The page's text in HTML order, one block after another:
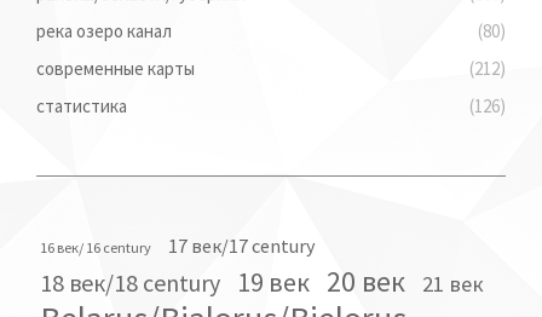
река озеро канал
(80)
современные карты
(212)
статистика
(126)
16 век/ 16 century 17 век/17 century
18 век/18 century 19 век 20 век 21 век